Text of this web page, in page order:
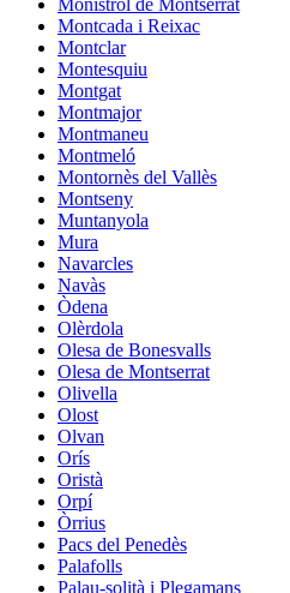
Montcada i Reixac
Montclar
Montesquiu
Montgat
Montmajor
Montmaneu
Montmeló
Montornès del Vallès
Montseny
Muntanyola
Mura
Navarcles
Navàs
Òdena
Olèrdola
Olesa de Bonesvalls
Olesa de Montserrat
Olivella
Olost
Olvan
Orís
Oristà
Orpí
Òrrius
Pacs del Penedès
Palafolls
Palau-solità i Plegamans